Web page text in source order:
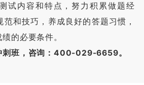
试内容和特点，努力积累做题经
和技巧，养成良好的答题习惯，
的必要条件。
刺班，咨询：400-029-6659。